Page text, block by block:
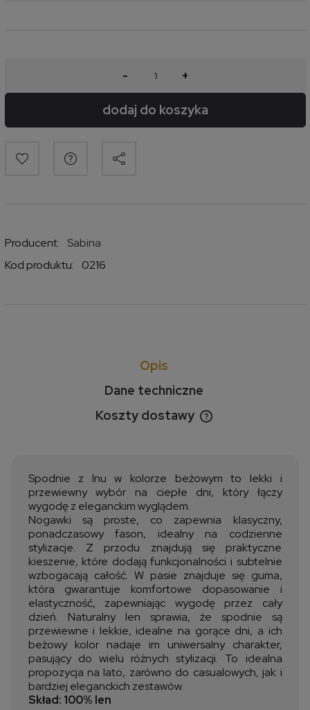
- +
dodaj do koszyka
Producent:
Sabina
Kod produktu:
0216
Opis
Dane techniczne
Koszty dostawy
Cena nie zawiera ewentualnych kosztów płatności
Spodnie z lnu w kolorze beżowym to lekki i
przewiewny wybór na ciepłe dni, który łączy
wygodę z eleganckim wyglądem.
Nogawki są proste, co zapewnia klasyczny,
ponadczasowy fason, idealny na codzienne
stylizacje. Z przodu znajdują się praktyczne
kieszenie, które dodają funkcjonalności i subtelnie
wzbogacają całość. W pasie znajduje się guma,
która gwarantuje komfortowe dopasowanie i
elastyczność, zapewniając wygodę przez cały
dzień. Naturalny len sprawia, że spodnie są
przewiewne i lekkie, idealne na gorące dni, a ich
beżowy kolor nadaje im uniwersalny charakter,
pasujący do wielu różnych stylizacji. To idealna
propozycja na lato, zarówno do casualowych, jak i
bardziej eleganckich zestawów.
Skład: 100% len